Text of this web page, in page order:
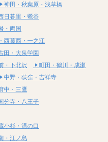
神田・秋葉原・浅草橋
日暮里・鶯谷
・両国
西葛西・一之江
田・大泉学園
・下北沢
町田・鶴川・成瀬
中野・荻窪・吉祥寺
中・三鷹
分寺・八王子
小杉・溝の口
・江ノ島